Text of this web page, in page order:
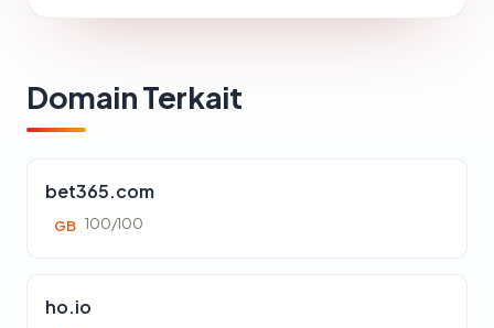
Domain Terkait
bet365.com
GB 100/100
ho.io